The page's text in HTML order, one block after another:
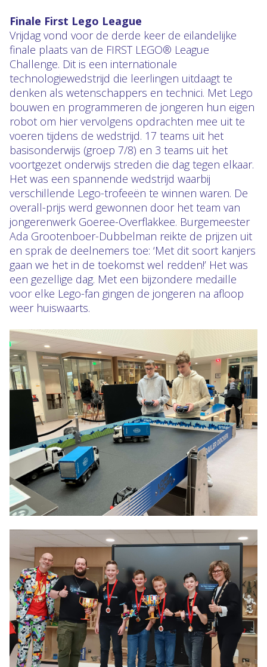
Finale First Lego League
Vrijdag vond voor de derde keer de eilandelijke
finale plaats van de FIRST LEGO® League
Challenge. Dit is een internationale
technologiewedstrijd die leerlingen uitdaagt te
denken als wetenschappers en technici. Met Lego
bouwen en programmeren de jongeren hun eigen
robot om hier vervolgens opdrachten mee uit te
voeren tijdens de wedstrijd. 17 teams uit het
basisonderwijs (groep 7/8) en 3 teams uit het
voortgezet onderwijs streden die dag tegen elkaar.
Het was een spannende wedstrijd waarbij
verschillende Lego-trofeeën te winnen waren. De
overall-prijs werd gewonnen door het team van
jongerenwerk Goeree-Overflakkee. Burgemeester
Ada Grootenboer-Dubbelman reikte de prijzen uit
en sprak de deelnemers toe: ‘Met dit soort kanjers
gaan we het in de toekomst wel redden!’ Het was
een gezellige dag. Met een bijzondere medaille
voor elke Lego-fan gingen de jongeren na afloop
weer huiswaarts.